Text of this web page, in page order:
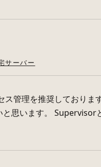
サーバー
管理を推奨しておりま
思います。 Supervisor